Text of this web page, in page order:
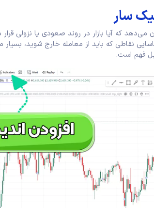
می‌دهد که آیا بازار در روند صعودی یا نزولی قرار
فهم است.